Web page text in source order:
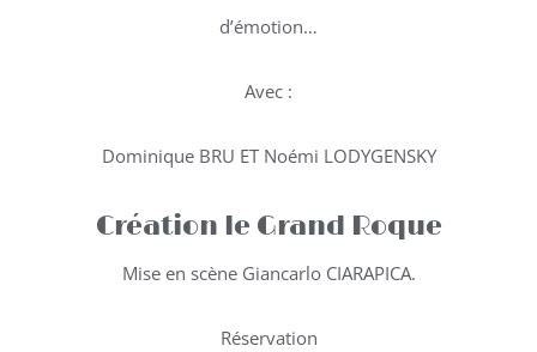
d’émotion…
Avec :
Dominique BRU ET Noémi LODYGENSKY
Création le Grand Roque
Mise en scène Giancarlo CIARAPICA.
Réservation